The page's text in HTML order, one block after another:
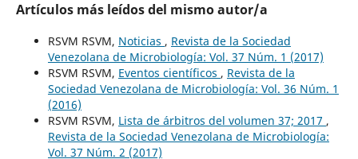
Artículos más leídos del mismo autor/a
RSVM RSVM, Noticias , Revista de la Sociedad
Venezolana de Microbiología: Vol. 37 Núm. 1 (2017)
RSVM RSVM, Eventos científicos , Revista de la
Sociedad Venezolana de Microbiología: Vol. 36 Núm. 1
(2016)
RSVM RSVM, Lista de árbitros del volumen 37; 2017 ,
Revista de la Sociedad Venezolana de Microbiología:
Vol. 37 Núm. 2 (2017)